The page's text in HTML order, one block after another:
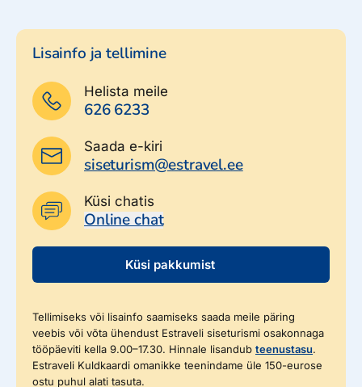
Lisainfo ja tellimine
Helista meile
626 6233
Saada e-kiri
siseturism@estravel.ee
Küsi chatis
Online chat
Küsi pakkumist
Tellimiseks või lisainfo saamiseks saada meile päring
veebis või võta ühendust Estraveli siseturismi osakonnaga
tööpäeviti kella 9.00–17.30. Hinnale lisandub teenustasu.
Estraveli Kuldkaardi omanikke teenindame üle 150-eurose
ostu puhul alati tasuta.